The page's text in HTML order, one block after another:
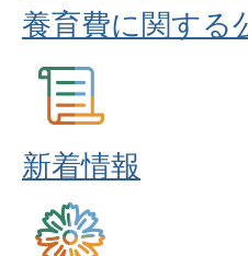
養育費に関する
新着情報